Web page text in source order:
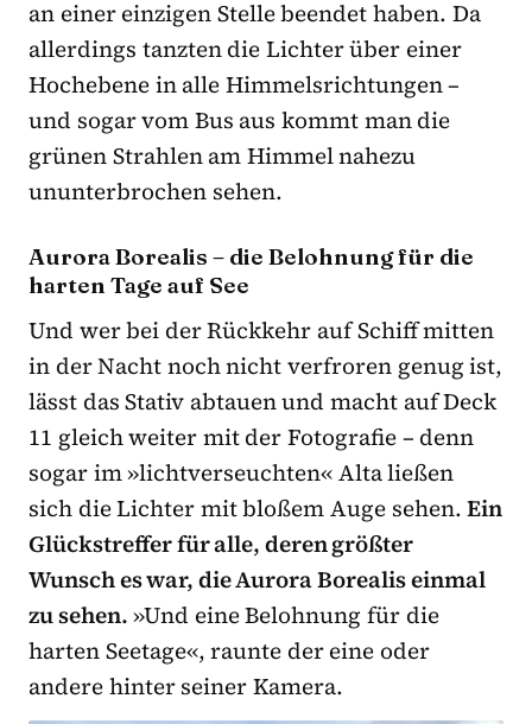
an einer einzigen Stelle beendet haben. Da
allerdings tanzten die Lichter über einer
Hochebene in alle Himmelsrichtungen –
und sogar vom Bus aus kommt man die
grünen Strahlen am Himmel nahezu
ununterbrochen sehen.
Aurora Borealis – die Belohnung für die
harten Tage auf See
Und wer bei der Rückkehr auf Schiff mitten
in der Nacht noch nicht verfroren genug ist,
lässt das Stativ abtauen und macht auf Deck
11 gleich weiter mit der Fotografie – denn
sogar im »lichtverseuchten« Alta ließen
sich die Lichter mit bloßem Auge sehen.Ein
Glückstreffer für alle, deren größter
Wunsch es war, die Aurora Borealis einmal
zu sehen.»Und eine Belohnung für die
harten Seetage«, raunte der eine oder
andere hinter seiner Kamera.